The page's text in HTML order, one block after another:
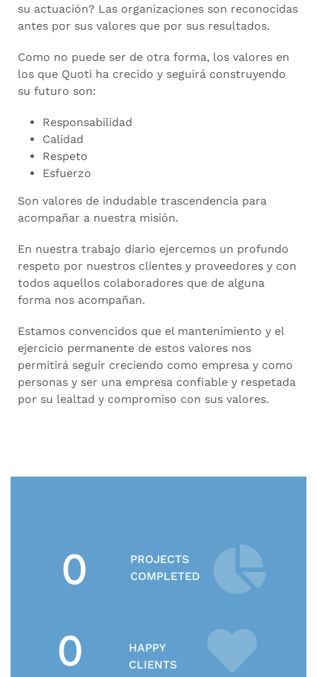
su actuación? Las organizaciones son reconocidas
antes por sus valores que por sus resultados.
Como no puede ser de otra forma, los valores en
los que Quoti ha crecido y seguirá construyendo
su futuro son:
Responsabilidad
Calidad
Respeto
Esfuerzo
Son valores de indudable trascendencia para
acompañar a nuestra misión.
En nuestra trabajo diario ejercemos un profundo
respeto por nuestros clientes y proveedores y con
todos aquellos colaboradores que de alguna
forma nos acompañan.
Estamos convencidos que el mantenimiento y el
ejercicio permanente de estos valores nos
permitirá seguir creciendo como empresa y como
personas y ser una empresa confiable y respetada
por su lealtad y compromiso con sus valores.
0
PROJECTS
COMPLETED
0
HAPPY
CLIENTS